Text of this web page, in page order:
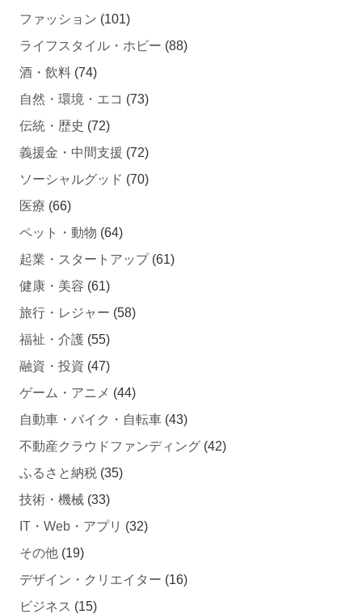
ファッション (101)
ライフスタイル・ホビー (88)
酒・飲料 (74)
自然・環境・エコ (73)
伝統・歴史 (72)
義援金・中間支援 (72)
ソーシャルグッド (70)
医療 (66)
ペット・動物 (64)
起業・スタートアップ(61)
健康・美容 (61)
旅行・レジャー (58)
福祉・介護 (55)
融資・投資 (47)
ゲーム・アニメ (44)
自動車・バイク・自転車 (43)
不動産クラウドファンディング (42)
ふるさと納税 (35)
技術・機械 (33)
IT・Web・アプリ (32)
その他 (19)
デザイン・クリエイター (16)
ビジネス (15)